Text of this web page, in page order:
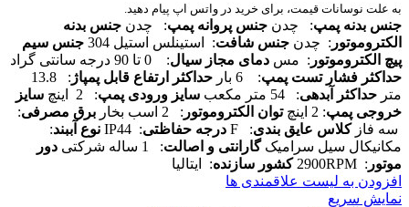
به علت نوسانات قیمت، برای خرید در واتس اپ پیام دهید.
جنس بدنه پمپ: چدن جنس پروانه پمپ: چدن جنس بدنه
الکتروموتور : چدن جنس شافت: استینلس استیل 304
جنس سیم
پیچ الکتروموتور : مس دمای مجاز سیال: 0 تا 90 درجه سانتی گراد
حداکثر فشار تست پمپ: 6 بار حداکثر ارتفاع قابل پمپاژ
: 13.8
متر حداکثر آبدهی: 54 متر مکعب سایز ورودی پمپ: 2 اینچ
سایز
خروجی پمپ: 2 اینچ توان الکتروموتور : 2 اسب بخار برق مصرفی:
سه فازکلاس عایق بندی: F درجه حفاظتی: IP44 نوع آببند:
مکانیکال سیل سرامیکگارانتی و اصالت: 1 ساله شرکتی
دور
موتور : 2900RPM کشور سازنده: ایتالیا
افزودن به لیست علاقمندی ها
نمایش سریع